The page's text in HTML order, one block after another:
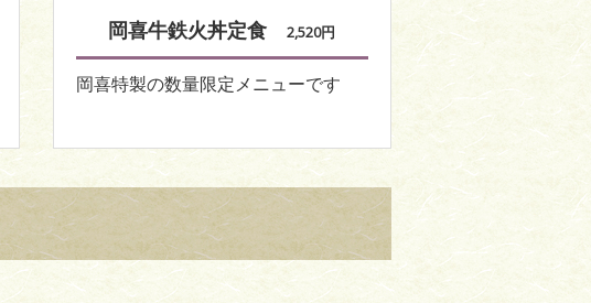
岡喜牛鉄火丼定食2,520円
岡喜特製の数量限定メニューです